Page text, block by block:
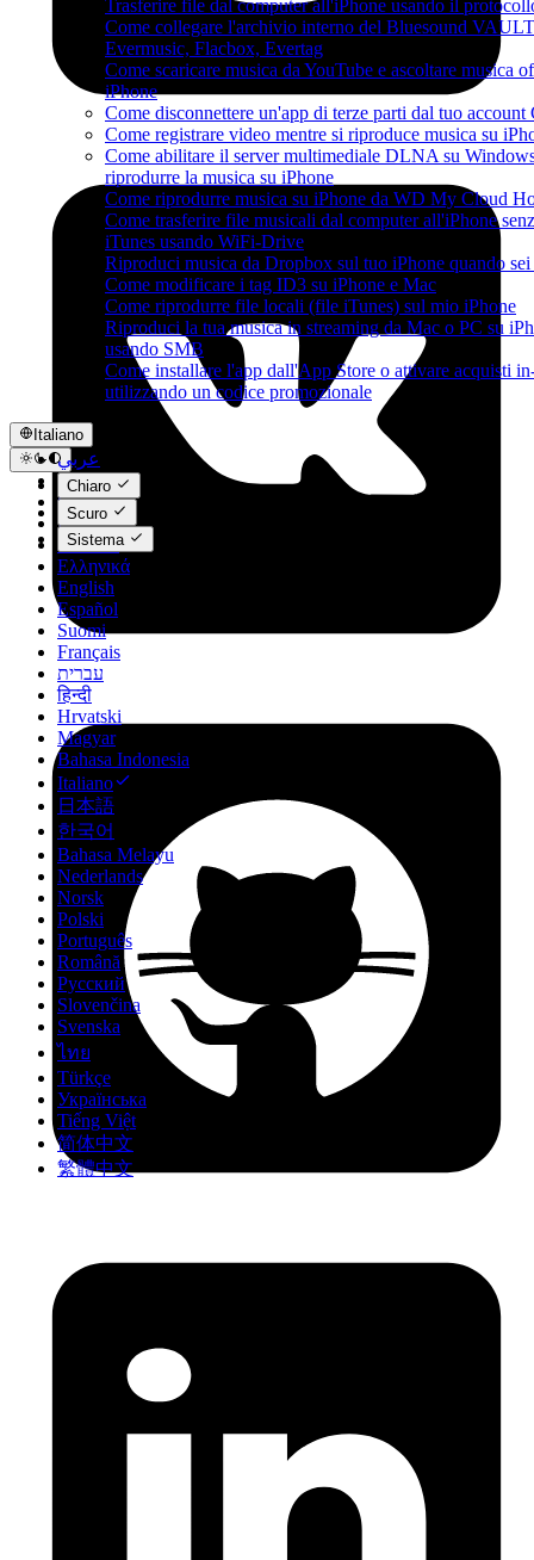
Trasferire file dal computer all'iPhone usando il
Come collegare l'archivio interno del Bluesound
Evermusic, Flacbox, Evertag
Come scaricare musica da YouTube e ascoltare musica
iPhone
Come disconnettere un'app di terze parti dal tuo account
Come registrare video mentre si riproduce musica su
Come abilitare il server multimediale DLNA su
riprodurre la musica su iPhone
Come riprodurre musica su iPhone da WD My Cloud
Come trasferire file musicali dal computer all'iPhone
iTunes usando WiFi-Drive
Riproduci musica da Dropbox sul tuo iPhone quando
Come modificare i tag ID3 su iPhone e Mac
Come riprodurre file locali (file iTunes) sul mio iPhone
Riproduci la tua musica in streaming da Mac o PC su
usando SMB
Come installare l'app dall'App Store o attivare acquisti
utilizzando un codice promozionale
Italiano
عربي
Català
Čeština
Dansk
Deutsch
Ελληνικά
English
Español
Suomi
Français
עברית
हिन्दी
Hrvatski
Magyar
Bahasa Indonesia
Italiano
日本語
한국어
Bahasa Melayu
Nederlands
Norsk
Polski
Português
Română
Русский
Slovenčina
Svenska
ไทย
Türkçe
Українська
Tiếng Việt
简体中文
繁體中文
Chiaro
Scuro
Sistema